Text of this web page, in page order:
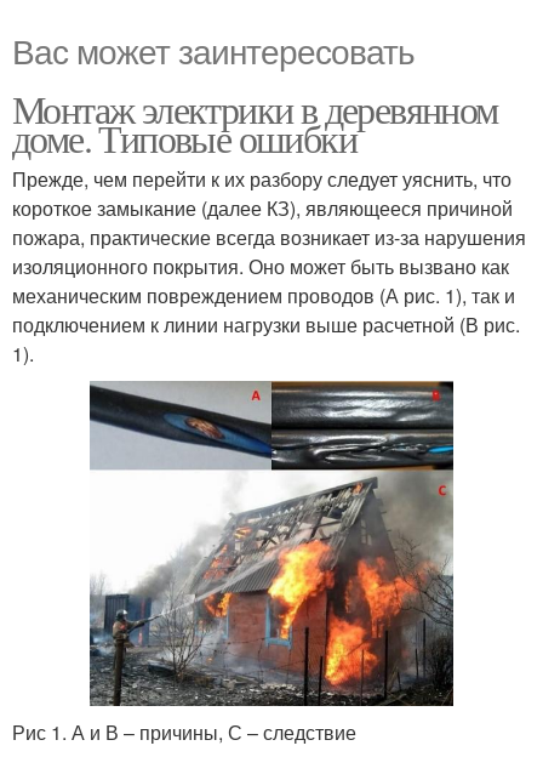
Вас может заинтересовать
Монтаж электрики в деревянном
доме. Типовые ошибки
Прежде, чем перейти к их разбору следует уяснить, что
короткое замыкание (далее КЗ), являющееся причиной
пожара, практические всегда возникает из-за нарушения
изоляционного покрытия. Оно может быть вызвано как
механическим повреждением проводов (А рис. 1), так и
подключением к линии нагрузки выше расчетной (В рис.
1).
Рис 1. А и В – причины, С – следствие